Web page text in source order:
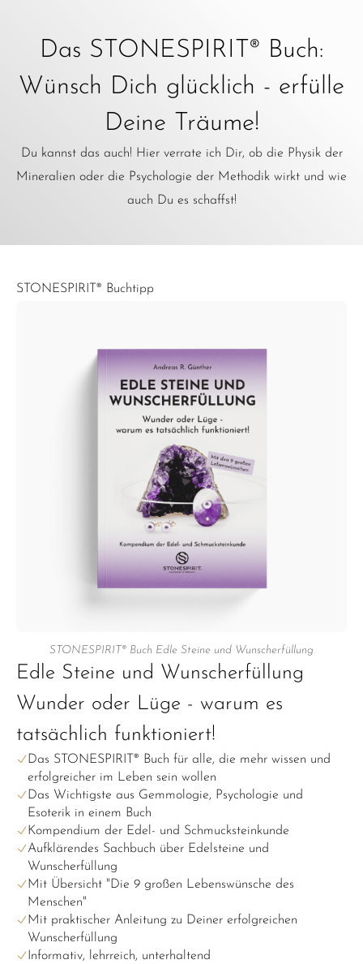
Das STONESPIRIT® Buch:
Wünsch Dich glücklich - erfülle
Deine Träume!
Du kannst das auch! Hier verrate ich Dir, ob die Physik der
Mineralien oder die Psychologie der Methodik wirkt und wie
auch Du es schaffst!
STONESPIRIT® Buchtipp
STONESPIRIT® Buch Edle Steine und Wunscherfüllung
Edle Steine und Wunscherfüllung
Wunder oder Lüge - warum es
tatsächlich funktioniert!
Das STONESPIRIT® Buch für alle, die mehr wissen und
erfolgreicher im Leben sein wollen
Das Wichtigste aus Gemmologie, Psychologie und
Esoterik in einem Buch
Kompendium der Edel- und Schmucksteinkunde
Aufklärendes Sachbuch über Edelsteine und
Wunscherfüllung
Mit Übersicht "Die 9 großen Lebenswünsche des
Menschen"
Mit praktischer Anleitung zu Deiner erfolgreichen
Wunscherfüllung
Informativ, lehrreich, unterhaltend